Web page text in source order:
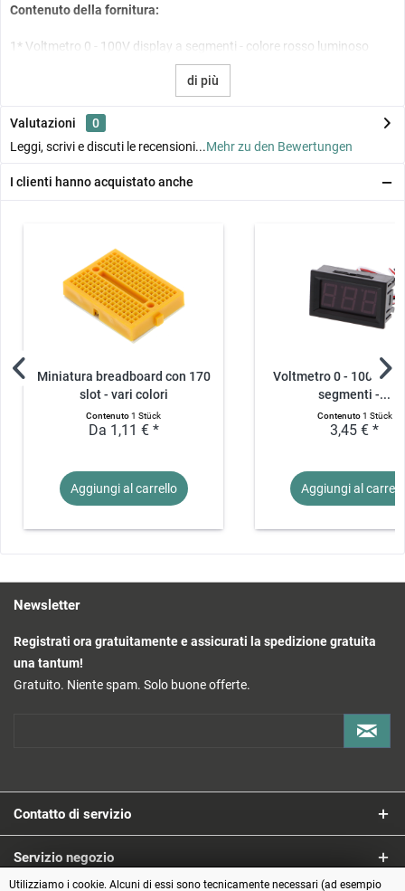
Contenuto della fornitura:
1* Voltmetro 0 - 100V display a segmenti - colore rosso luminoso
di più
Valutazioni
0
Leggi, scrivi e discuti le recensioni...Mehr zu den Bewertungen
I clienti hanno acquistato anche
Miniatura breadboard con 170
slot - vari colori
Contenuto1 Stück
Da 1,11 € *
Aggiungi al carrello
Voltmetro 0 - 100V
segmenti -...
Contenuto1 Stück
3,45 € *
Aggiungi al
Newsletter
Registrati ora gratuitamente e assicurati la spedizione gratuita
una tantum!
Gratuito. Niente spam. Solo buone offerte.
Contatto di servizio
Servizio negozio
Utilizziamo i cookie. Alcuni di essi sono tecnicamente necessari (ad esempio